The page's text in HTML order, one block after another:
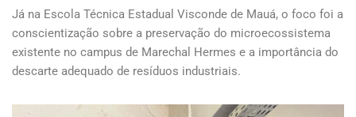
Já na Escola Técnica Estadual Visconde de Mauá, o foco foi a
conscientização sobre a preservação do microecossistema
existente no campus de Marechal Hermes e a importância do
descarte adequado de resíduos industriais.